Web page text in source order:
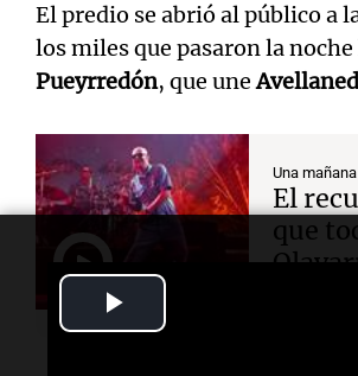
El predio se abrió al público a
los miles que pasaron la
Pueyrredón, que une
Una
El
que